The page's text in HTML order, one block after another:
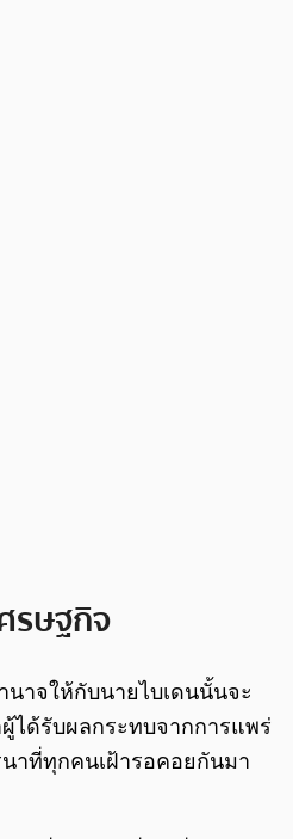
รษฐกิจ
นาจให้กับนายไบเดนนั้นจะ
ได้รับผลกระทบจากการแพร่
าที่ทุกคนเฝ้ารอคอยกันมา